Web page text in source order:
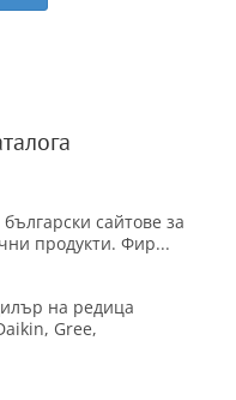
сайтове за
продукти. Фир...
на редица
Gree,